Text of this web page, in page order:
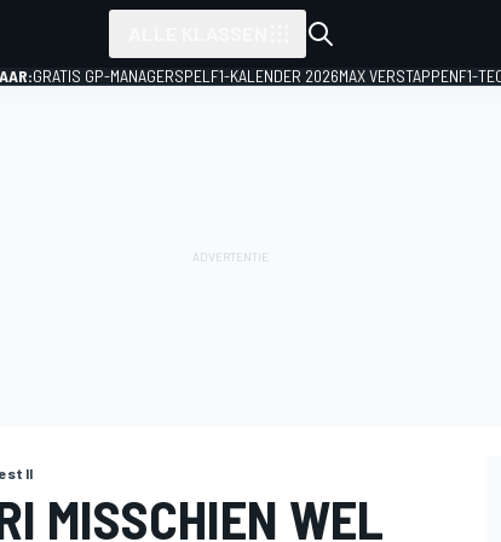
GRATIS GP-MANAGERSPEL F1-KALENDER 2026MAX VERSTAPPENF1-
II
MISSCHIEN WEL